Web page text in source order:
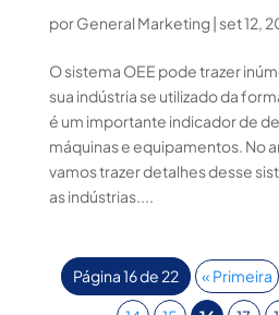
porGeneral Marketing|set 12,
O sistema OEE pode trazer
sua indústria se utilizado da
é um importante indicador de
máquinas e equipamentos. No
vamos trazer detalhes desse
as indústrias....
Página 16 de 22 « Primeira